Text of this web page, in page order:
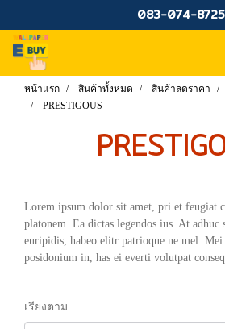
083-074-8725
หน้าแรก สินค้าทั้งหมด สินค้าลดราคา
PRESTIGOUS
Lorem ipsum dolor sit amet, pri et feugiat
platonem. Ea dictas legendos ius. At adhuc
euripidis, habeo elitr patrioque ne mel.
posidonium in, has ei everti volutpat
เรียงตาม